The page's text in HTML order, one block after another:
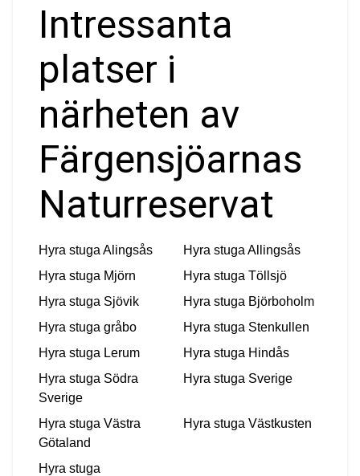
Intressanta
platser i
närheten av
Färgensjöarnas
Naturreservat
Hyra stuga Alingsås Hyra stuga Allingsås
Hyra stuga Mjörn Hyra stuga Töllsjö
Hyra stuga Sjövik Hyra stuga Björboholm
Hyra stuga gråbo Hyra stuga Stenkullen
Hyra stuga Lerum Hyra stuga Hindås
Hyra stuga Södra
Sverige
Hyra stuga Sverige
Hyra stuga Västra
Götaland
Hyra stuga Västkusten
Hyra stuga